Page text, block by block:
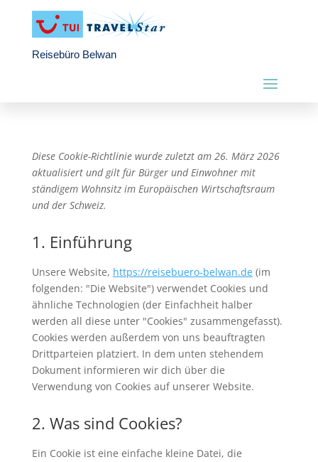
Reisebüro Belwan
Diese Cookie-Richtlinie wurde zuletzt am 26. März 2026
aktualisiert und gilt für Bürger und Einwohner mit
ständigem Wohnsitz im Europäischen Wirtschaftsraum
und der Schweiz.
1. Einführung
Unsere Website, https://reisebuero-belwan.de(im
folgenden: "Die Website") verwendet Cookies und
ähnliche Technologien (der Einfachheit halber
werden all diese unter "Cookies" zusammengefasst).
Cookies werden außerdem von uns beauftragten
Drittparteien platziert. In dem unten stehendem
Dokument informieren wir dich über die
Verwendung von Cookies auf unserer Website.
2. Was sind Cookies?
Ein Cookie ist eine einfache kleine Datei, die